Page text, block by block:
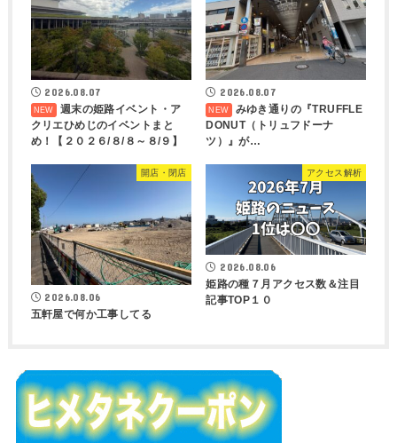
2026.08.07
週末の姫路イベント・ア
クリエひめじのイベントまと
め！【２０２６/８/８～８/９】
2026.08.07
みゆき通りの『TRUFFLE
DONUT（トリュフドーナ
ツ）』が…
開店・閉店
2026.08.06
五軒屋で何か工事してる
アクセス解析
2026.08.06
姫路の種７月アクセス数＆注目
記事TOP１０